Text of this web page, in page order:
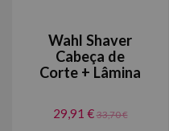
Wahl Shaver
Cabeça de
Corte + Lâmina
29,91 €33,70 €